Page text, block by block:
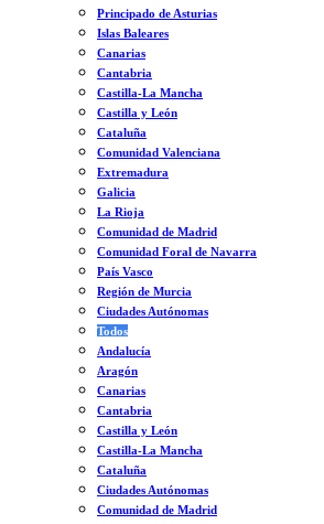
Principado de Asturias
Islas Baleares
Canarias
Cantabria
Castilla-La Mancha
Castilla y León
Cataluña
Comunidad Valenciana
Extremadura
Galicia
La Rioja
Comunidad de Madrid
Comunidad Foral de Navarra
País Vasco
Región de Murcia
Ciudades Autónomas
Todos
Andalucía
Aragón
Canarias
Cantabria
Castilla y León
Castilla-La Mancha
Cataluña
Ciudades Autónomas
Comunidad de Madrid